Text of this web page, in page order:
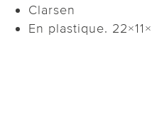
Clarsen
En plastique.